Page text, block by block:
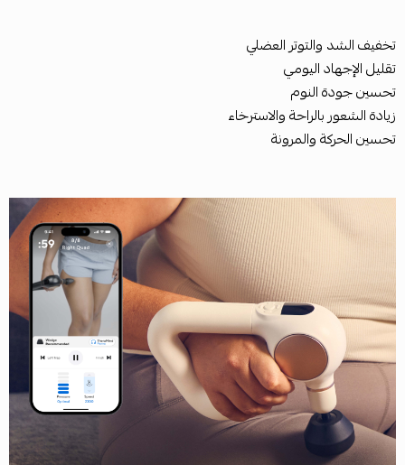
تخفيف الشد والتوتر العضلي
تقليل الإجهاد اليومي
تحسين جودة النوم
زيادة الشعور بالراحة والاسترخاء
تحسين الحركة والمرونة